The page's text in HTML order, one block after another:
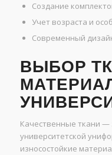
Создание
Учет возраста и
Современный
ВЫБОР
Качественные ткани —
университетской
износостойкие